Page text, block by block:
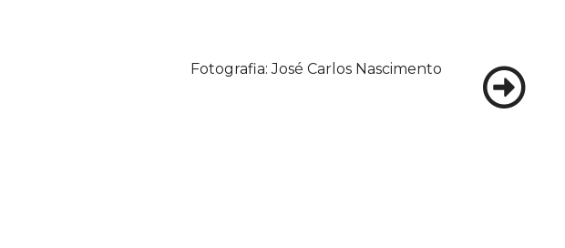
Fotografia: José Carlos Nascimento